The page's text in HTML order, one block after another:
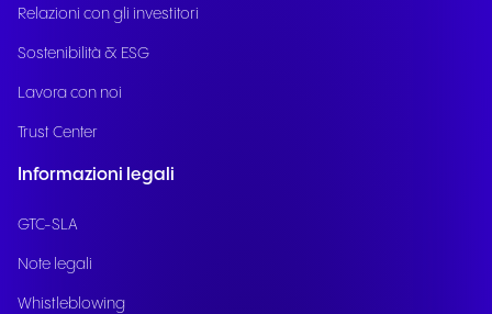
Relazioni con gli investitori
Sostenibilità & ESG
Lavora con noi
Trust Center
Informazioni legali
GTC-SLA
Note legali
Whistleblowing